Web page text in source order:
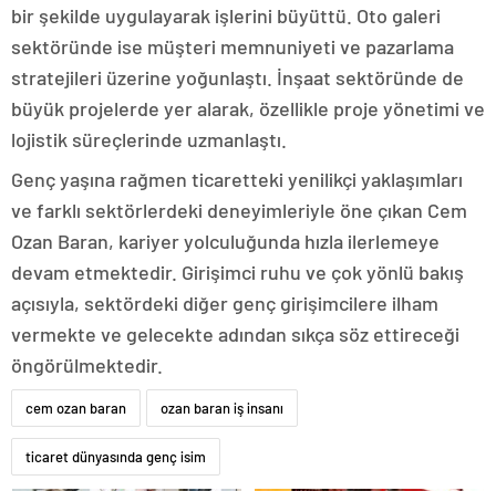
bir şekilde uygulayarak işlerini büyüttü. Oto galeri
sektöründe ise müşteri memnuniyeti ve pazarlama
stratejileri üzerine yoğunlaştı. İnşaat sektöründe de
büyük projelerde yer alarak, özellikle proje yönetimi ve
lojistik süreçlerinde uzmanlaştı.
Genç yaşına rağmen ticaretteki yenilikçi yaklaşımları
ve farklı sektörlerdeki deneyimleriyle öne çıkan Cem
Ozan Baran, kariyer yolculuğunda hızla ilerlemeye
devam etmektedir. Girişimci ruhu ve çok yönlü bakış
açısıyla, sektördeki diğer genç girişimcilere ilham
vermekte ve gelecekte adından sıkça söz ettireceği
öngörülmektedir.
cem ozan baran ozan baran iş insanı
ticaret dünyasında genç isim